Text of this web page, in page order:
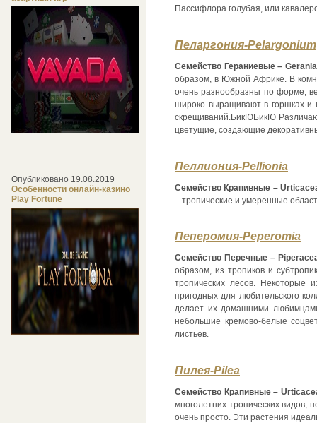
Опубликовано 19.08.2019
Особенности онлайн-казино
Play Fortune
Пассифлора голубая, или
Пеларгония-Pelargonium
Семейство Гераниевые –
образом, в Южной Африке. В
очень разнообразны по форме,
широко выращивают в горшках и
скрещиваний.БикЮБикЮ
цветущие, создающие
Пеллиония-Pellionia
Семейство Крапивные –
– тропические и умеренные
Пеперомия-Peperomia
Семейство Перечные –
образом, из тропиков и
тропических лесов. Некоторые
пригодных для любительского
делает их домашними
небольшие кремово-белые
листьев.
Пилея-Pilea
Семейство Крапивные –
многолетних тропических
очень просто. Эти растения